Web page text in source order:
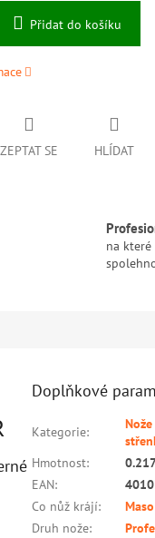
Přidat do košíku
ZEPTAT SE HLÍDAT
na které
Doplňkové
Kategorie:
Hmotnost:
EAN:
Co nůž krájí:
Maso
Druh nože: